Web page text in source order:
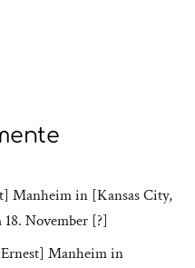
Manheim in [Kansas City,
November [?]
Manheim in